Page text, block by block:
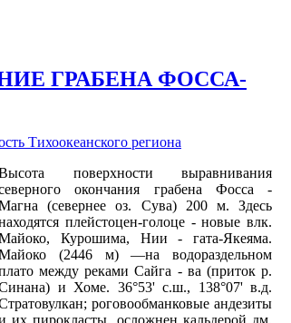
ГРАБЕНА ФОССА-
Тихоокеанского региона
поверхности выравнивания
окончания грабена Фосса -
(севернее оз. Сува) 200 м. Здесь
плейстоцен-голоце - новые влк.
Курошима, Нии - гата-Якеяма.
(2446 м) —на водораздельном
между реками Сайга - ва (приток р.
и Хоме. 36°53' с.ш., 138°07' в.д.
роговообманковые андезиты
их пирокласты, осложнен кальдерой дм.